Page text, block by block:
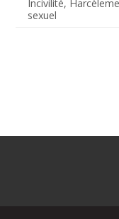
Incivilité,
sexuel